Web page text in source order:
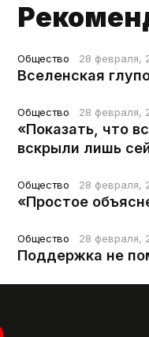
Общество 28 февраля,
Вселенская
Общество 28 февраля,
«Показать, что
вскрыли лишь
Общество 28 февраля,
«Простое
Общество 28 февраля,
Поддержка не